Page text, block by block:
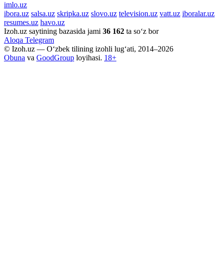
imlo.uz
ibora.uz salsa.uz skripka.uz slovo.uz television.uz vatt.uz iboralar.uz
resumes.uz havo.uz
Izoh.uz saytining bazasida jami 36 162 ta so‘z bor
Aloqa Telegram
© Izoh.uz — O‘zbek tilining izohli lug‘ati, 2014–2026
Obuna va GoodGroup loyihasi. 18+